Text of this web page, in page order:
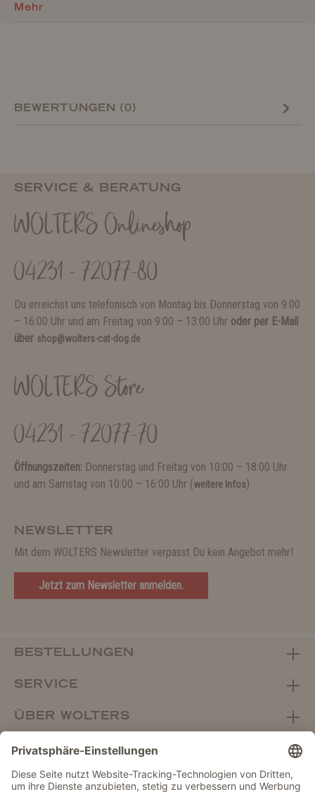
Mehr
BEWERTUNGEN (0)
SERVICE & BERATUNG
WOLTERS Onlineshop
04231 - 72077-80
Du erreichst uns telefonisch von Montag bis Donnerstag von 9:00
– 16:00 Uhr und am Freitag von 9:00 – 13:00 Uhr oder per E-Mail
über shop@wolters-cat-dog.de
WOLTERS Store
04231 - 72077-70
Öffnungszeiten: Donnerstag und Freitag von 10:00 – 18:00 Uhr
und am Samstag von 10:00 – 16:00 Uhr (weitere Infos)
NEWSLETTER
Mit dem WOLTERS Newsletter verpasst Du kein Angebot mehr!
Jetzt zum Newsletter anmelden.
BESTELLUNGEN
SERVICE
ÜBER WOLTERS
FACHHANDEL
Vertrag widerrufen